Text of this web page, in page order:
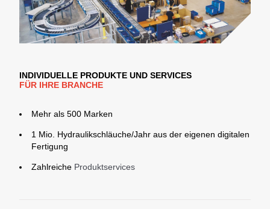
INDIVIDUELLE PRODUKTE UND SERVICES
FÜR IHRE BRANCHE
Mehr als 500 Marken
1 Mio. Hydraulikschläuche/Jahr aus der eigenen digitalen
Fertigung
Zahlreiche Produktservices